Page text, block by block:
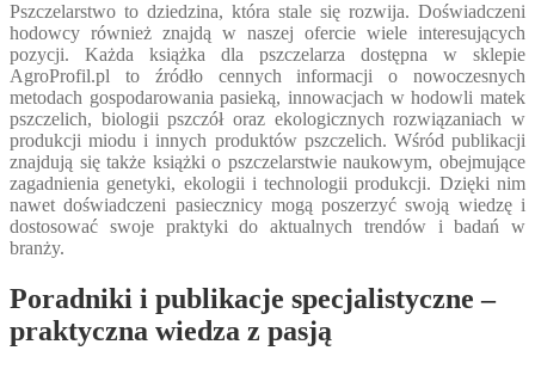
Pszczelarstwo to dziedzina, która stale się rozwija. Doświadczeni
hodowcy również znajdą w naszej ofercie wiele interesujących
pozycji. Każda książka dla pszczelarza dostępna w sklepie
AgroProfil.pl to źródło cennych informacji o nowoczesnych
metodach gospodarowania pasieką, innowacjach w hodowli matek
pszczelich, biologii pszczół oraz ekologicznych rozwiązaniach w
produkcji miodu i innych produktów pszczelich. Wśród publikacji
znajdują się także książki o pszczelarstwie naukowym, obejmujące
zagadnienia genetyki, ekologii i technologii produkcji. Dzięki nim
nawet doświadczeni pasiecznicy mogą poszerzyć swoją wiedzę i
dostosować swoje praktyki do aktualnych trendów i badań w
branży.
Poradniki i publikacje specjalistyczne –
praktyczna wiedza z pasją